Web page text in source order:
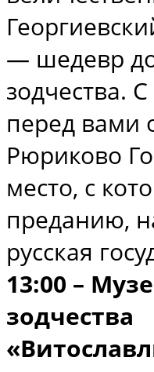
— шедевр
зодчества.
перед вами
Рюриково
место, с
преданию,
русская
13:00 –
зодчества